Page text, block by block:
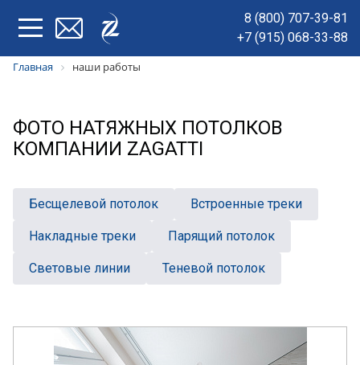
8 (800) 707-39-81
+7 (915) 068-33-88
Главная наши работы
ФОТО НАТЯЖНЫХ ПОТОЛКОВ
КОМПАНИИ ZAGATTI
Беcщелевой потолок Встроенные треки
Накладные треки Парящий потолок
Световые линии Теневой потолок